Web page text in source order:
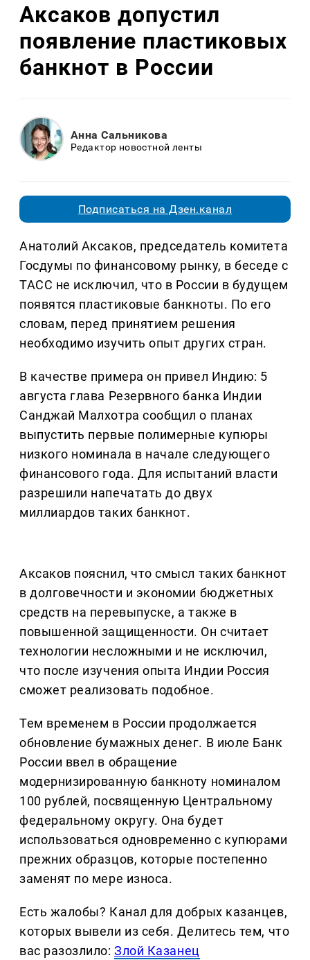
Аксаков допустил
появление пластиковых
банкнот в России
Анна Сальникова
Редактор новостной ленты
Подписаться на Дзен.канал
Анатолий Аксаков, председатель комитета
Госдумы по финансовому рынку, в беседе с
ТАСС не исключил, что в России в будущем
появятся пластиковые банкноты. По его
словам, перед принятием решения
необходимо изучить опыт других стран.
В качестве примера он привел Индию: 5
августа глава Резервного банка Индии
Санджай Малхотра сообщил о планах
выпустить первые полимерные купюры
низкого номинала в начале следующего
финансового года. Для испытаний власти
разрешили напечатать до двух
миллиардов таких банкнот.
Аксаков пояснил, что смысл таких банкнот
в долговечности и экономии бюджетных
средств на перевыпуске, а также в
повышенной защищенности. Он считает
технологии несложными и не исключил,
что после изучения опыта Индии Россия
сможет реализовать подобное.
Тем временем в России продолжается
обновление бумажных денег. В июле Банк
России ввел в обращение
модернизированную банкноту номиналом
100 рублей, посвященную Центральному
федеральному округу. Она будет
использоваться одновременно с купюрами
прежних образцов, которые постепенно
заменят по мере износа.
Есть жалобы? Канал для добрых казанцев,
которых вывели из себя. Делитеcь тем, что
вас разозлило:Злой Казанец